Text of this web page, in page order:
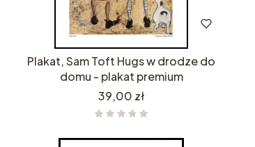
Plakat, Sam Toft Hugs w drodze do
domu - plakat premium
Cena
39,00 zł